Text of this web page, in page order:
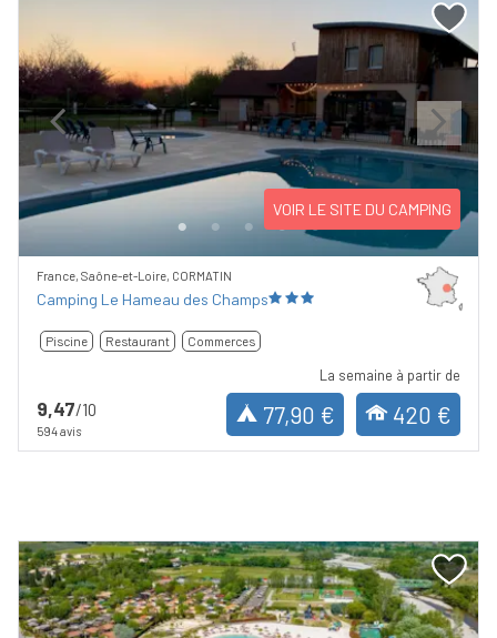
Previous Next
VOIR LE SITE DU CAMPING
France, Saône-et-Loire, CORMATIN
Camping Le Hameau des Champs
Piscine Restaurant Commerces
9,47/10
594 avis
La semaine à partir de
77,90 € 420 €